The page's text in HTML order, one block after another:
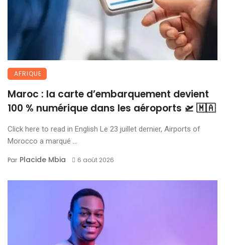
AFRIQUE
Maroc : la carte d’embarquement devient
100 % numérique dans les aéroports 🛫 🇲🇦
Click here to read in English Le 23 juillet dernier, Airports of
Morocco a marqué ...
Par Placide Mbia 6 août 2026